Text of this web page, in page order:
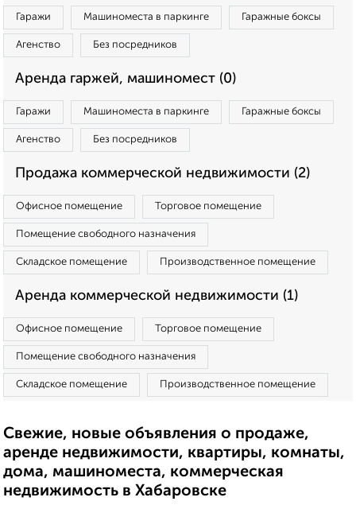
Гаражи Машиноместа в паркинге Гаражные боксы
Агенство Без посредников
Аренда гаржей, машиномест (0)
Гаражи Машиноместа в паркинге Гаражные боксы
Агенство Без посредников
Продажа коммерческой недвижимости (2)
Офисное помещение Торговое помещение
Помещение свободного назначения
Складское помещение Производственное помещение
Аренда коммерческой недвижимости (1)
Офисное помещение Торговое помещение
Помещение свободного назначения
Складское помещение Производственное помещение
Свежие, новые объявления о продаже,
аренде недвижимости, квартиры, комнаты,
дома, машиноместа, коммерческая
недвижимость в Хабаровске